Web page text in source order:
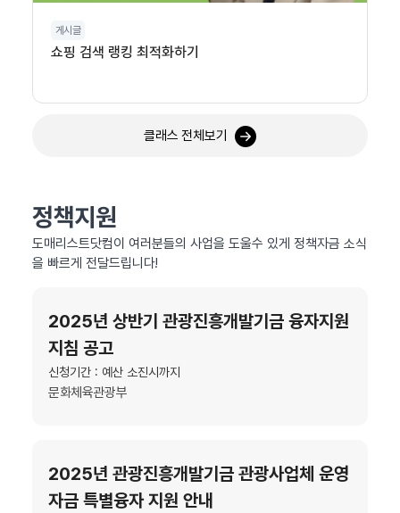
게시글
쇼핑 검색 랭킹 최적화하기
클래스 전체보기
정책지원
도매리스트닷컴이 여러분들의 사업을 도울수 있게 정책자금 소식
을 빠르게 전달드립니다!
2025년 상반기 관광진흥개발기금 융자지원
지침 공고
신청기간 : 예산 소진시까지
문화체육관광부
2025년 관광진흥개발기금 관광사업체 운영
자금 특별융자 지원 안내